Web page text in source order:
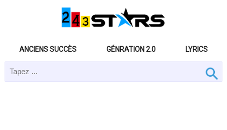
ANCIENS SUCCÈS GÉNRATION 2.0 LYRICS